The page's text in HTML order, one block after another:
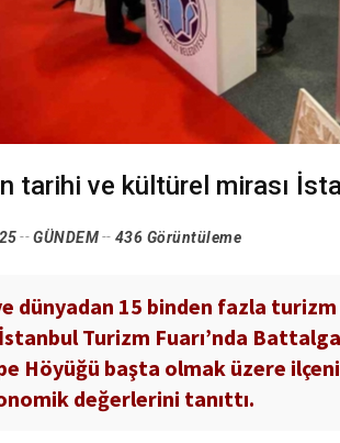
tarihi ve kültürel mirası
GÜNDEM 436 Görüntüleme
dünyadan 15 binden fazla
İstanbul Turizm Fuarı’nda
Höyüğü başta olmak üzere
değerlerini tanıttı.